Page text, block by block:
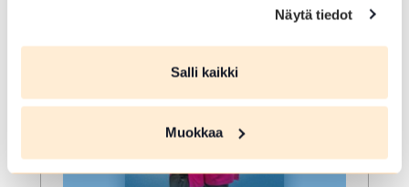
Näytä tiedot
Salli kaikki
Muokkaa